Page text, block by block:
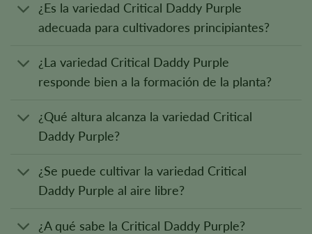
¿Es la variedad Critical Daddy Purple
adecuada para cultivadores principiantes?
¿La variedad Critical Daddy Purple
responde bien a la formación de la planta?
¿Qué altura alcanza la variedad Critical
Daddy Purple?
¿Se puede cultivar la variedad Critical
Daddy Purple al aire libre?
¿A qué sabe la Critical Daddy Purple?